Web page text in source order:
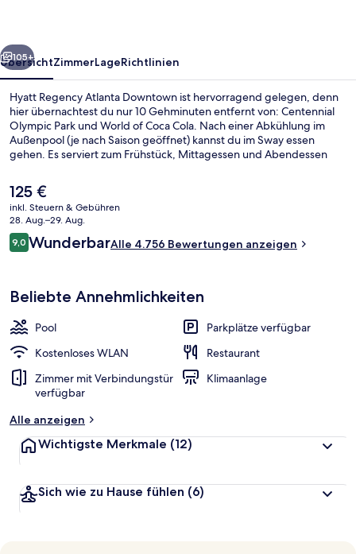
Weiter
105+
ÜbersichtZimmerLageRichtlinien
Hyatt Regency Atlanta Downtown ist hervorragend gelegen, denn
hier übernachtest du nur 10 Gehminuten entfernt von: Centennial
Olympic Park und World of Coca Cola. Nach einer Abkühlung im
Außenpool (je nach Saison geöffnet) kannst du im Sway essen
gehen. Es serviert zum Frühstück, Mittagessen und Abendessen
geöffnet) und Fitnessmöglichkeiten gehören ebenfalls zum
Angebot. Andere Reisende schätzen die zentrale Lage für die
Möglichkeiten zum Sightseeing und die Nähe zu öffentlichen
Verkehrsmitteln: Die Station Civic Center ist 7 Gehminuten und die
Station Peachtree Center ist 10 Gehminuten entfernt.
Der
aktuelle
Preis
beträgt
125 €.
125 €
inkl. Steuern & Gebühren
28. Aug.–29. Aug.
Bewertungen
9,09,0 von 10.
WunderbarAlle 4.756 Bewertungen anzeigen
Beliebte Annehmlichkeiten
Pool
Parkplätze verfügbar
Kostenloses WLAN
Restaurant
Zimmer mit Verbindungstür
verfügbar
Klimaanlage
Alle anzeigen
Wichtigste Merkmale (12)
Sich wie zu Hause fühlen (6)